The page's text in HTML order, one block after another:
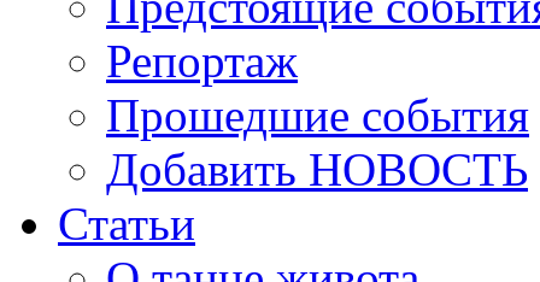
Репортаж
Прошедшие события
Добавить НОВОСТЬ
Статьи